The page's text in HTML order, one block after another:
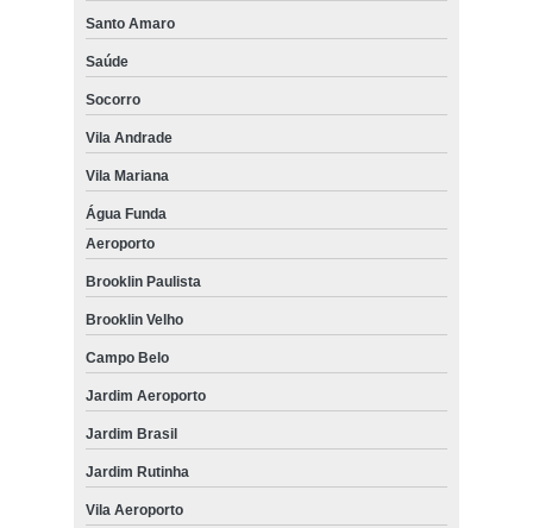
Santo Amaro
Saúde
Socorro
Vila Andrade
Vila Mariana
Água Funda
Aeroporto
Brooklin Paulista
Brooklin Velho
Campo Belo
Jardim Aeroporto
Jardim Brasil
Jardim Rutinha
Vila Aeroporto